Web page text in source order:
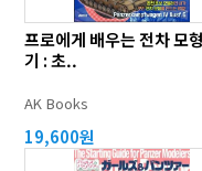
프로에게 배우는 전차 모
기 : 초..
AK Books
19,600원